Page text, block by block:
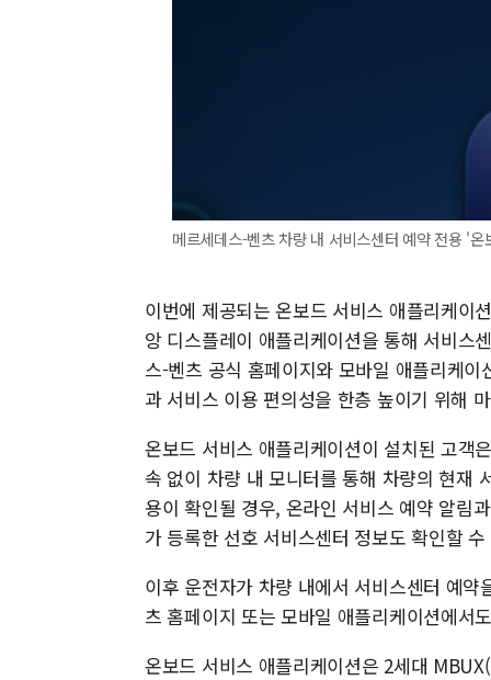
메르세데스-벤츠 차량 내 서비스센터 예약 전용 '
이번에 제공되는 온보드 서비스 애플리케이
앙 디스플레이 애플리케이션을 통해 서비스
스-벤츠 공식 홈페이지와 모바일 애플리케
과 서비스 이용 편의성을 한층 높이기 위해
온보드 서비스 애플리케이션이 설치된 고객
속 없이 차량 내 모니터를 통해 차량의 현재
용이 확인될 경우, 온라인 서비스 예약 알림
가 등록한 선호 서비스센터 정보도 확인할
이후 운전자가 차량 내에서 서비스센터 예
츠 홈페이지 또는 모바일 애플리케이션에서
온보드 서비스 애플리케이션은 2세대